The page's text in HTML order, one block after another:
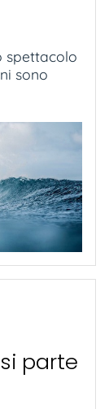
spettacolo
sono
si parte